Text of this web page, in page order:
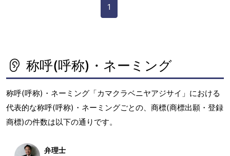
1
称呼(呼称)・ネーミング
称呼(呼称)・ネーミング「カマクラベニヤアジサイ」における
代表的な称呼(呼称)・ネーミングごとの、商標(商標出願・登録
商標)の件数は以下の通りです。
弁理士